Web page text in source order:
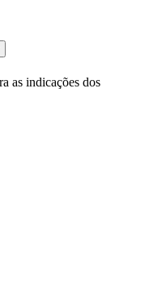
as indicações dos